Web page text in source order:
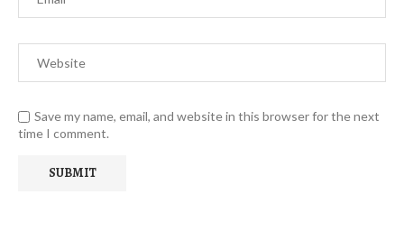
Save my name, email, and website in this browser for the next
time I comment.